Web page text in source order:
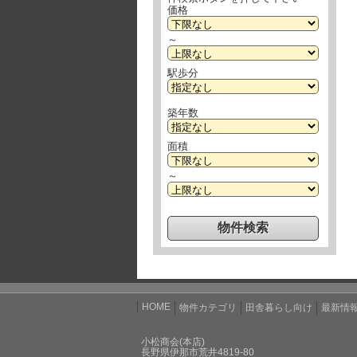
価格
～
駅歩分
築年数
面積
～
HOME 物件カテゴリ 田舎暮らし向け 最新情
小松商会(本店)
長野県伊那市荒井4819-80